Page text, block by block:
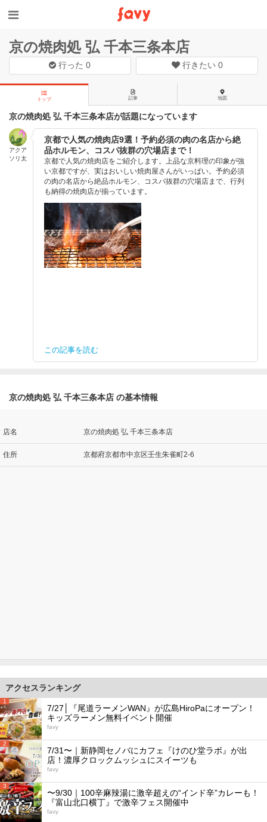
京の焼肉処 弘 千本三条本店
行った0 行きたい 0
トップ 記事 地図
京の焼肉処 弘 千本三条本店が話題になっています
アクア
ソリ太
京都で人気の焼肉店9選！予約必須の肉の名店から絶
品ホルモン、コスパ抜群の穴場店まで！
京都で人気の焼肉店をご紹介します。上品な京料理の印象が強
い京都ですが、実はおいしい焼肉屋さんがいっぱい。予約必須
の肉の名店から絶品ホルモン、コスパ抜群の穴場店まで、行列
も納得の焼肉店が揃っています。
この記事を読む
京の焼肉処 弘 千本三条本店 の基本情報
店名 京の焼肉処 弘 千本三条本店
住所 京都府京都市中京区壬生朱雀町2-6
アクセスランキング
1
7/27│『尾道ラーメンWAN』が広島HiroPaにオープン！
キッズラーメン無料イベント開催
favy
2
7/31〜｜新静岡セノバにカフェ『けのひ堂ラボ』が出
店！濃厚クロックムッシュにスイーツも
favy
3
〜9/30｜100辛麻辣湯に激辛超えの“インド辛”カレーも！
『富山北口横丁』で激辛フェス開催中
favy